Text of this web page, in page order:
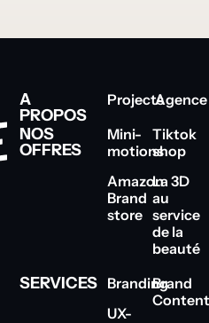
A
PROPOS
ProjectsAgence
NOS
OFFRES
Mini-
motions
Amazon
Brand
store
Tiktok
shop
La 3D
au
service
de la
beauté
SERVICES Branding
UX-
Brand